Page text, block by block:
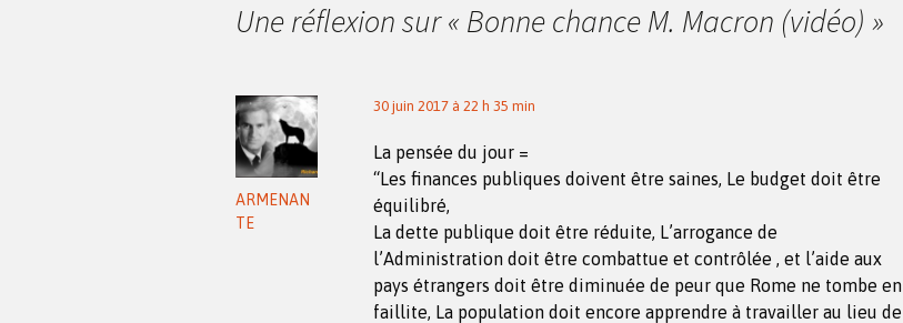
Une réflexion sur « Bonne chance M. Macron (vidéo) »
ARMENAN
TE
30 juin 2017 à 22 h 35 min
La pensée du jour =
“Les finances publiques doivent être saines, Le budget doit être
équilibré,
La dette publique doit être réduite, L’arrogance de
l’Administration doit être combattue et contrôlée , et l’aide aux
pays étrangers doit être diminuée de peur que Rome ne tombe en
faillite, La population doit encore apprendre à travailler au lieu de